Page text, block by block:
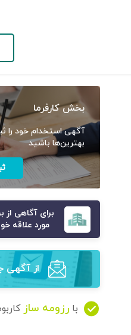
بخش کارفرما
آگهی استخدام خود را
بهترین‌ها باشید
برای آگاهی
مورد علاقه
از آگهی‌
با رزومه ساز